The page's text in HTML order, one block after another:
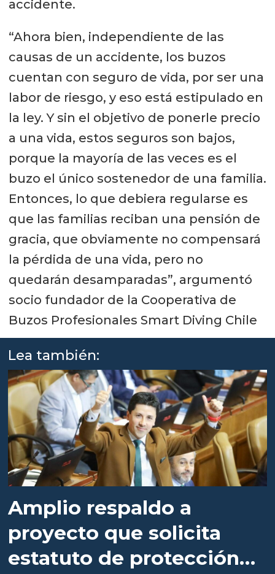
accidente.
“Ahora bien, independiente de las
causas de un accidente, los buzos
cuentan con seguro de vida, por ser una
labor de riesgo, y eso está estipulado en
la ley. Y sin el objetivo de ponerle precio
a una vida, estos seguros son bajos,
porque la mayoría de las veces es el
buzo el único sostenedor de una familia.
Entonces, lo que debiera regularse es
que las familias reciban una pensión de
gracia, que obviamente no compensará
la pérdida de una vida, pero no
quedarán desamparadas”, argumentó
socio fundador de la Cooperativa de
Buzos Profesionales Smart Diving Chile
Lea también:
Amplio respaldo a
proyecto que solicita
estatuto de protección